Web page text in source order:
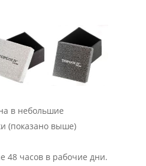
в небольшие
(показано выше)
48 часов в рабочие дни.